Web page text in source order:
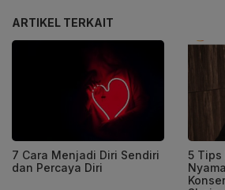
ARTIKEL TERKAIT
7 Cara Menjadi Diri Sendiri
dan Percaya Diri
5 Tips